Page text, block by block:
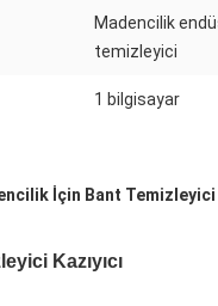
Madencilik
temizleyici
1 bilgisayar
İçin Bant Temizleyici
Kazıyıcı